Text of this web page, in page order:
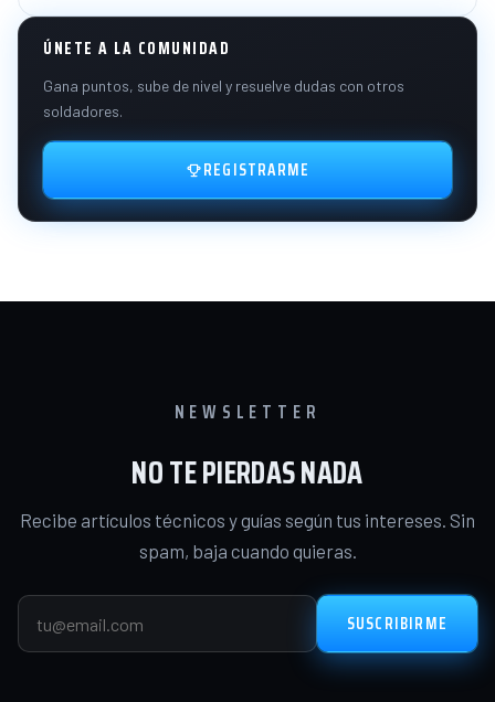
ÚNETE A LA COMUNIDAD
Gana puntos, sube de nivel y resuelve dudas con otros
soldadores.
REGISTRARME
NEWSLETTER
NO TE PIERDAS NADA
Recibe artículos técnicos y guías según tus intereses. Sin
spam, baja cuando quieras.
SUSCRIBIRME